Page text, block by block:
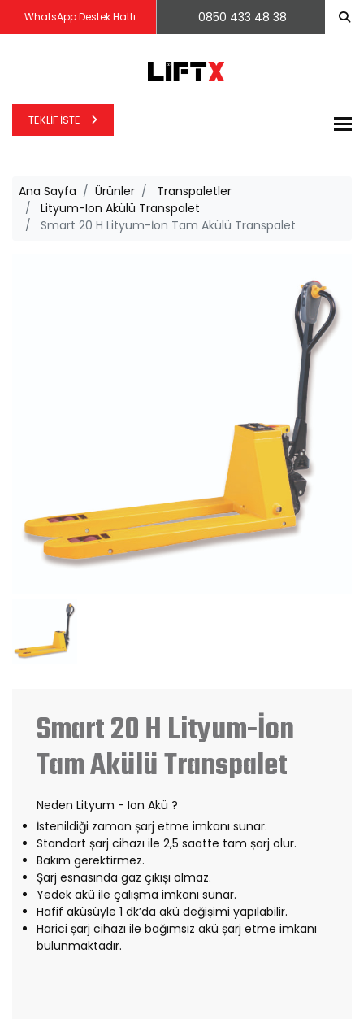
WhatsApp Destek Hattı 0850 433 48 38
TEKLIF İSTE
Ana Sayfa Ürünler
Transpaletler
Lityum-Ion Akülü Transpalet
Smart 20 H Lityum-İon Tam Akülü Transpalet
Smart 20 H Lityum-İon
Tam Akülü Transpalet
Neden Lityum - Ion Akü ?
İstenildiği zaman șarj etme imkanı sunar.
Standart șarj cihazı ile 2,5 saatte tam șarj olur.
Bakım gerektirmez.
Șarj esnasında gaz çıkıșı olmaz.
Yedek akü ile çalıșma imkanı sunar.
Hafif aküsüyle 1 dk’da akü değișimi yapılabilir.
Harici șarj cihazı ile bağımsız akü șarj etme imkanı
bulunmaktadır.